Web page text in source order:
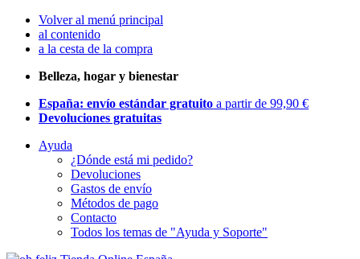
Volver al menú principal
al contenido
a la cesta de la compra
Belleza, hogar y bienestar
España: envío estándar gratuito a partir de 99,90 €
Devoluciones gratuitas
Ayuda
¿Dónde está mi pedido?
Devoluciones
Gastos de envío
Métodos de pago
Contacto
Todos los temas de "Ayuda y Soporte"